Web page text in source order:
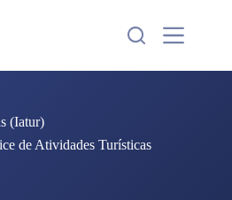
(Iatur)
de Atividades Turísticas